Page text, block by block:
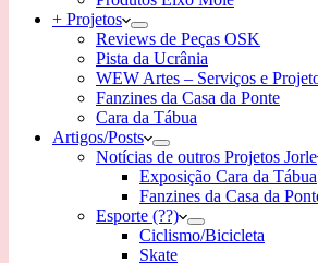
+ Projetos
Reviews de Peças OSK
Pista da Ucrânia
WEW Artes – Serviços e
Fanzines da Casa da Ponte
Cara da Tábua
Artigos/Posts
Notícias de outros Projetos Jorle
Exposição Cara da Tábua
Fanzines da Casa da
Esporte (??)
Ciclismo/Bicicleta
Skate